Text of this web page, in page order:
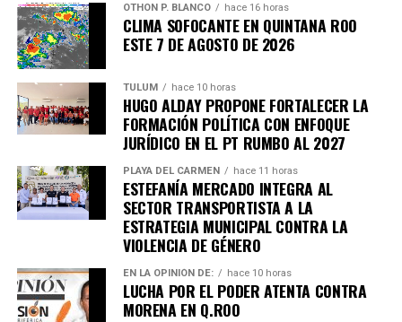
Recibe las noticias al instante
Únete al canal oficial de WhatsApp de
Quinto Podery recibe las noticias más
importantes de Quintana Roo directamente
en tu teléfono.
Unirme al canal de WhatsApp
OTHON P. BLANCO hace 16 horas
CLIMA SOFOCANTE EN QUINTANA ROO
ESTE 7 DE AGOSTO DE 2026
TULUM hace 10 horas
HUGO ALDAY PROPONE FORTALECER LA
FORMACIÓN POLÍTICA CON ENFOQUE
JURÍDICO EN EL PT RUMBO AL 2027
PLAYA DEL CARMEN hace 11 horas
ESTEFANÍA MERCADO INTEGRA AL
SECTOR TRANSPORTISTA A LA
ESTRATEGIA MUNICIPAL CONTRA LA
VIOLENCIA DE GÉNERO
EN LA OPINIÓN DE: hace 10 horas
LUCHA POR EL PODER ATENTA CONTRA
MORENA EN Q.ROO